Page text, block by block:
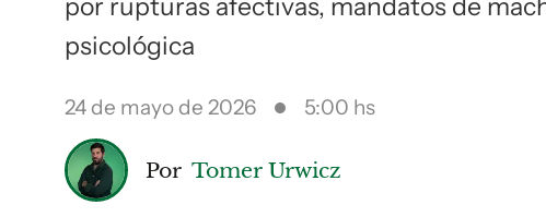
por rupturas afectivas, mandatos de
psicológica
24 de mayo de 2026 5:00 hs
Por Tomer Urwicz